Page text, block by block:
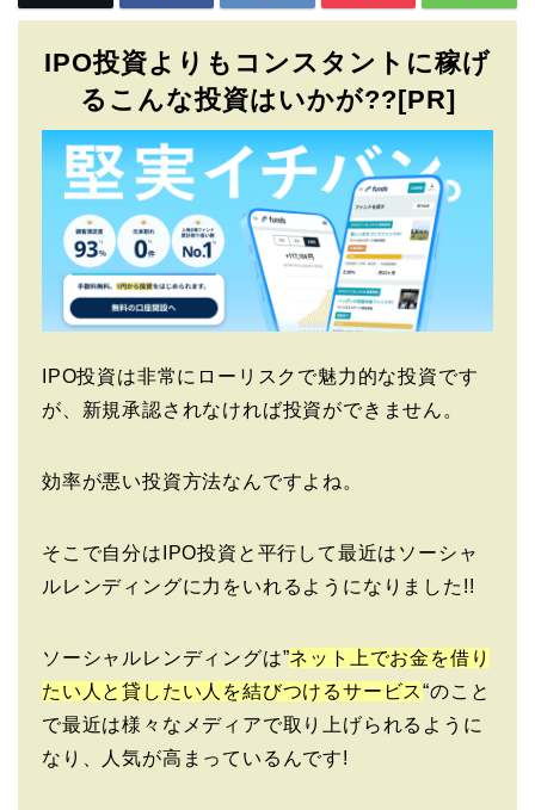
IPO投資よりもコンスタントに稼げ
るこんな投資はいかが??[PR]
IPO投資は非常にローリスクで魅力的な投資です
が、新規承認されなければ投資ができません。
効率が悪い投資方法なんですよね。
そこで自分はIPO投資と平行して最近はソーシャ
ルレンディングに力をいれるようになりました!!
ソーシャルレンディングは”ネット上でお金を借り
たい人と貸したい人を結びつけるサービス“のこと
で最近は様々なメディアで取り上げられるように
なり、人気が高まっているんです!